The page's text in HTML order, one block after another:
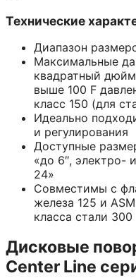
Технические
Диапазон
Максимальные
квадратный
выше 100 F
класс 150 (для
Идеально
и регулирования
Доступные
«до 6″, электро-
24»
Совместимы с
железа 125 и
класса стали 300
Дисковые
Center Line